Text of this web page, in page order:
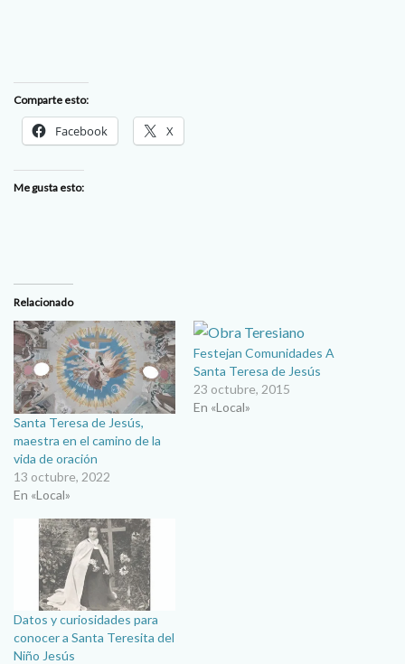
Comparte esto:
Facebook X
Me gusta esto:
Relacionado
Santa Teresa de Jesús,
maestra en el camino de la
vida de oración
13 octubre, 2022
En «Local»
Festejan Comunidades A
Santa Teresa de Jesús
23 octubre, 2015
En «Local»
Datos y curiosidades para
conocer a Santa Teresita del
Niño Jesús